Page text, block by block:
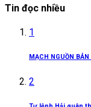
Tin đọc nhiều
1
MẠCH NGUỒN
2